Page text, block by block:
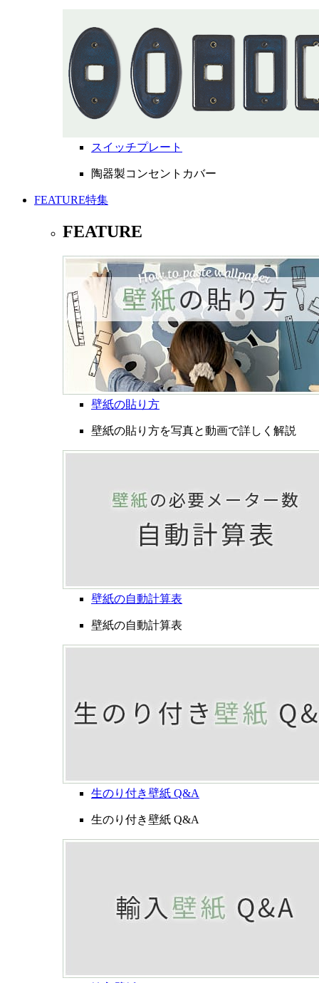
スイッチプレート
陶器製コンセントカバー
FEATURE特集
FEATURE
壁紙の貼り方
壁紙の貼り方を写真と動画で詳しく解説
壁紙の自動計算表
壁紙の自動計算表
生のり付き壁紙 Q&A
生のり付き壁紙 Q&A